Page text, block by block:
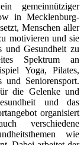
gemeinnütziger
in Mecklenburg-
Menschen aller
motivieren und sie
und Gesundheit zu
Spektrum an
Yoga, Pilates,
und Seniorensport.
die Gelenke und
und das
organisiert
verschiedene
wie